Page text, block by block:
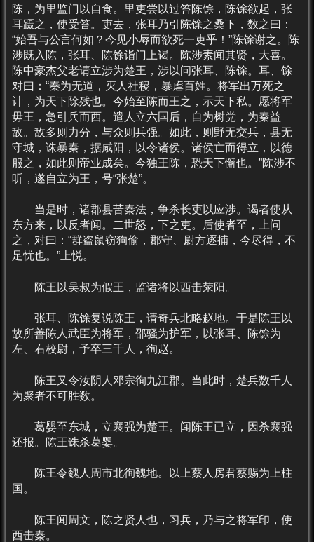
陈，为里监门以自食。里吏尝以过笞陈馀，陈馀欲起，张
耳蹑之，使受笞。吏去，张耳乃引陈馀之桑下，数之曰：
“始吾与公言何如？今见小辱而欲死一吏乎！”陈馀谢之。陈
涉既入陈，张耳、陈馀诣门上谒。陈涉素闻其贤，大喜。
陈中豪杰父老请立涉为楚王，涉以问张耳、陈馀。耳、馀
对曰：“秦为无道，灭人社稷，暴虐百姓。将军出万死之
计，为天下除残也。今始至陈而王之，示天下私。愿将军
毋王，急引兵而西。遣人立六国后，自为树党，为秦益
敌。敌多则力分，与众则兵强。如此，则野无交兵，县无
守城，诛暴秦，据咸阳，以令诸侯。诸侯亡而得立，以德
服之，如此则帝业成矣。今独王陈，恐天下懈也。”陈涉不
听，遂自立为王，号“张楚”。
当是时，诸郡县苦秦法，争杀长吏以应涉。谒者使从
东方来，以反者闻。二世怒，下之吏。后使者至，上问
之，对曰：“群盗鼠窃狗偷，郡守、尉方逐捕，今尽得，不
足忧也。”上悦。
陈王以吴叔为假王，监诸将以西击荥阳。
张耳、陈馀复说陈王，请奇兵北略赵地。于是陈王以
故所善陈人武臣为将军，邵骚为护军，以张耳、陈馀为
左、右校尉，予卒三千人，徇赵。
陈王又令汝阴人邓宗徇九江郡。当此时，楚兵数千人
为聚者不可胜数。
葛婴至东城，立襄强为楚王。闻陈王已立，因杀襄强
还报。陈王诛杀葛婴。
陈王令魏人周市北徇魏地。以上蔡人房君蔡赐为上柱
国。
陈王闻周文，陈之贤人也，习兵，乃与之将军印，使
西击秦。